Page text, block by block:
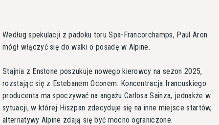
Według spekulacji z padoku toru Spa-Francorchamps, Paul Aron
mógł włączyć się do walki o posadę w Alpine.
Stajnia z Enstone poszukuje nowego kierowcy na sezon 2025,
rozstając się z Estebanem Oconem. Koncentracja francuskiego
producenta ma spoczywać na angażu Carlosa Sainza, jednakże w
sytuacji, w której Hiszpan zdecyduje się na inne miejsce startów,
alternatywy Alpine zdają się być mocno ograniczone.